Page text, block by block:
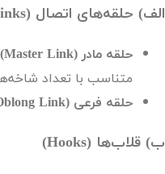
الف) حلقه‌های اتصال (
حلقه مادر (Master Link
متناسب با تعداد
حلقه فرعی (Link
ب) قلاب‌ها (Hooks
)